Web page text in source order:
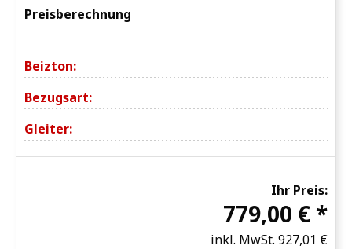
Preisberechnung
Beizton:
Bezugsart:
Gleiter:
Ihr Preis:
779,00 € *
inkl. MwSt. 927,01 €